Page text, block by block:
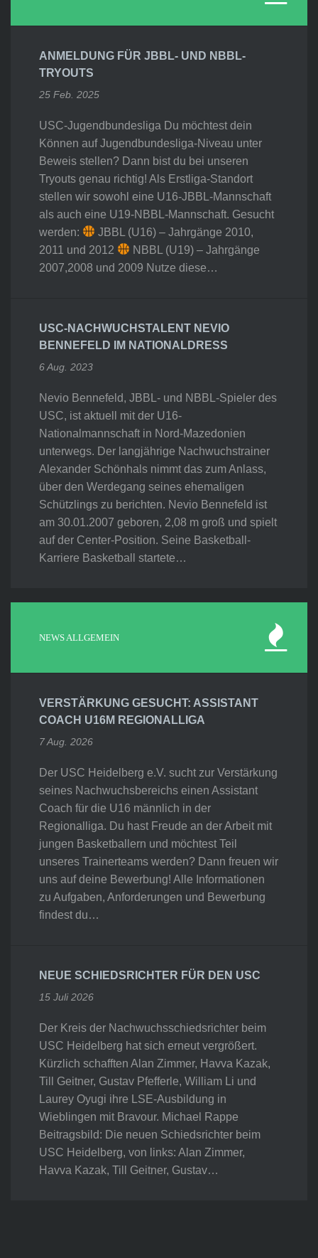
ANMELDUNG FÜR JBBL- UND NBBL-
TRYOUTS
25 Feb. 2025
USC-Jugendbundesliga Du möchtest dein
Können auf Jugendbundesliga-Niveau unter
Beweis stellen? Dann bist du bei unseren
Tryouts genau richtig! Als Erstliga-Standort
stellen wir sowohl eine U16-JBBL-Mannschaft
als auch eine U19-NBBL-Mannschaft. Gesucht
werden:
JBBL (U16) – Jahrgänge 2010,
2011 und 2012
NBBL (U19) – Jahrgänge
2007,2008 und 2009 Nutze diese…
USC-NACHWUCHSTALENT NEVIO
BENNEFELD IM NATIONALDRESS
6 Aug. 2023
Nevio Bennefeld, JBBL- und NBBL-Spieler des
USC, ist aktuell mit der U16-
Nationalmannschaft in Nord-Mazedonien
unterwegs. Der langjährige Nachwuchstrainer
Alexander Schönhals nimmt das zum Anlass,
über den Werdegang seines ehemaligen
Schützlings zu berichten. Nevio Bennefeld ist
am 30.01.2007 geboren, 2,08 m groß und spielt
auf der Center-Position. Seine Basketball-
Karriere Basketball startete…
NEWS ALLGEMEIN
VERSTÄRKUNG GESUCHT: ASSISTANT
COACH U16M REGIONALLIGA
7 Aug. 2026
Der USC Heidelberg e.V. sucht zur Verstärkung
seines Nachwuchsbereichs einen Assistant
Coach für die U16 männlich in der
Regionalliga. Du hast Freude an der Arbeit mit
jungen Basketballern und möchtest Teil
unseres Trainerteams werden? Dann freuen wir
uns auf deine Bewerbung! Alle Informationen
zu Aufgaben, Anforderungen und Bewerbung
findest du…
NEUE SCHIEDSRICHTER FÜR DEN USC
15 Juli 2026
Der Kreis der Nachwuchsschiedsrichter beim
USC Heidelberg hat sich erneut vergrößert.
Kürzlich schafften Alan Zimmer, Havva Kazak,
Till Geitner, Gustav Pfefferle, William Li und
Laurey Oyugi ihre LSE-Ausbildung in
Wieblingen mit Bravour. Michael Rappe
Beitragsbild: Die neuen Schiedsrichter beim
USC Heidelberg, von links: Alan Zimmer,
Havva Kazak, Till Geitner, Gustav…